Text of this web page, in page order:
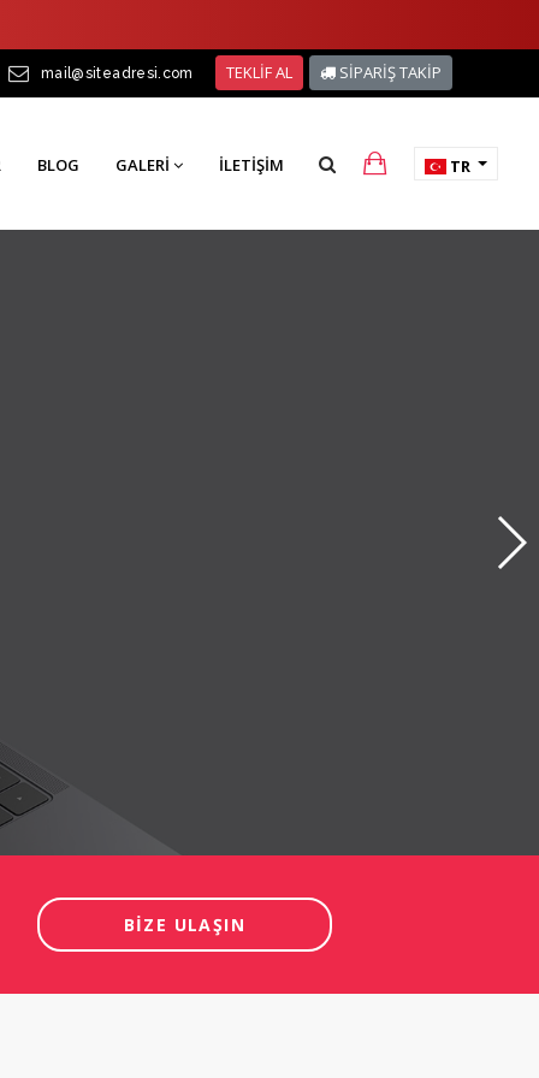
mail@siteadresi.com TEKLİF AL SİPARİŞ TAKİP
BLOG GALERI İLETIŞIM TR
BİZE ULAŞIN